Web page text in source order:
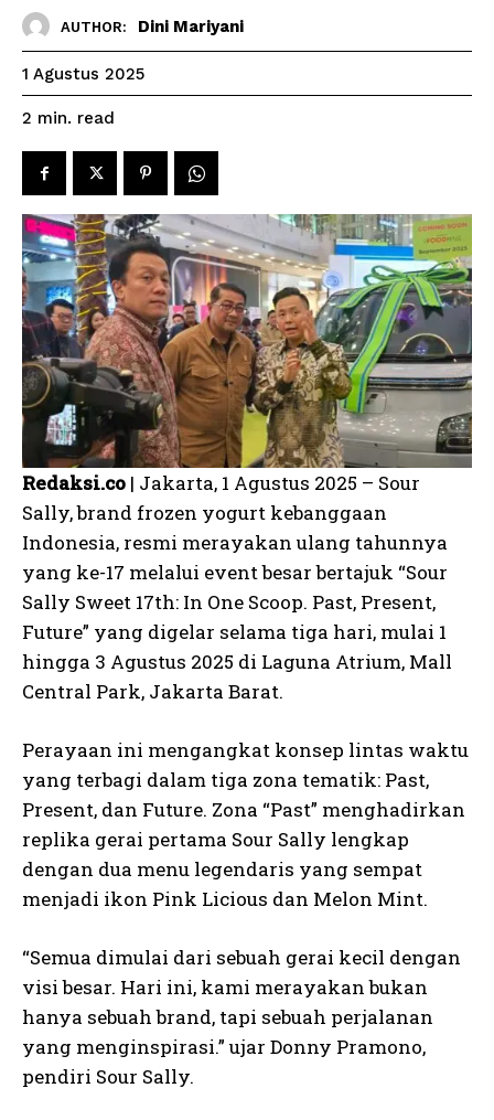
AUTHOR: Dini Mariyani
1 Agustus 2025
2 min. read
Redaksi.co | Jakarta, 1 Agustus 2025 – Sour
Sally, brand frozen yogurt kebanggaan
Indonesia, resmi merayakan ulang tahunnya
yang ke-17 melalui event besar bertajuk “Sour
Sally Sweet 17th: In One Scoop. Past, Present,
Future” yang digelar selama tiga hari, mulai 1
hingga 3 Agustus 2025 di Laguna Atrium, Mall
Central Park, Jakarta Barat.
Perayaan ini mengangkat konsep lintas waktu
yang terbagi dalam tiga zona tematik: Past,
Present, dan Future. Zona “Past” menghadirkan
replika gerai pertama Sour Sally lengkap
dengan dua menu legendaris yang sempat
menjadi ikon Pink Licious dan Melon Mint.
“Semua dimulai dari sebuah gerai kecil dengan
visi besar. Hari ini, kami merayakan bukan
hanya sebuah brand, tapi sebuah perjalanan
yang menginspirasi.” ujar Donny Pramono,
pendiri Sour Sally.